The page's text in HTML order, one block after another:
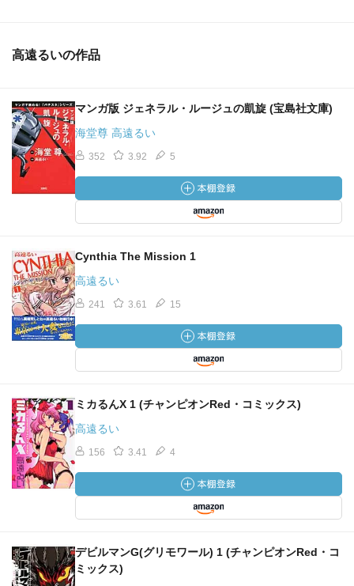
高遠るいの作品
マンガ版 ジェネラル・ルージュの凱旋 (宝島社文庫)
海堂尊 高遠るい
352 3.92 5
Cynthia The Mission 1
高遠るい
241 3.61 15
ミカるんX 1 (チャンピオンRed・コミックス)
高遠るい
156 3.41 4
デビルマンG(グリモワール) 1 (チャンピオンRed・コ
ミックス)